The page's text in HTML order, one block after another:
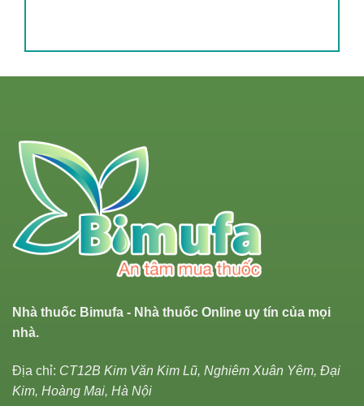
Nhà thuốc Bimufa - Nhà thuốc Online uy tín của mọi
nhà.
Địa chỉ: CT12B Kim Văn Kim Lũ, Nghiêm Xuân Yêm, Đại
Kim, Hoàng Mai, Hà Nội